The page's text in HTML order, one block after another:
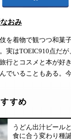
おみ
を着物で観つつ和菓
実はTOEIC910点だ
行とコスメと本が好
でいることもある。
すめ
うどん出汁ビール
食に合う変わり種